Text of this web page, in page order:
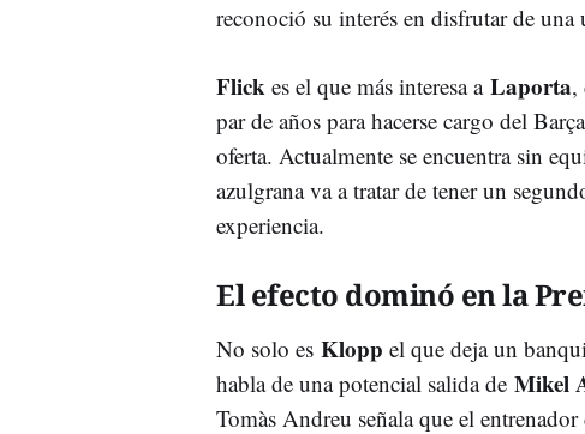
reconoció su interés en disfrutar de
Flick es el que más interesa a Laporta,
par de años para hacerse cargo del
oferta. Actualmente se encuentra sin
azulgrana va a tratar de tener un
experiencia.
El efecto dominó en la
No solo es Klopp el que deja un
habla de una potencial salida de Mikel
Tomàs Andreu señala que el